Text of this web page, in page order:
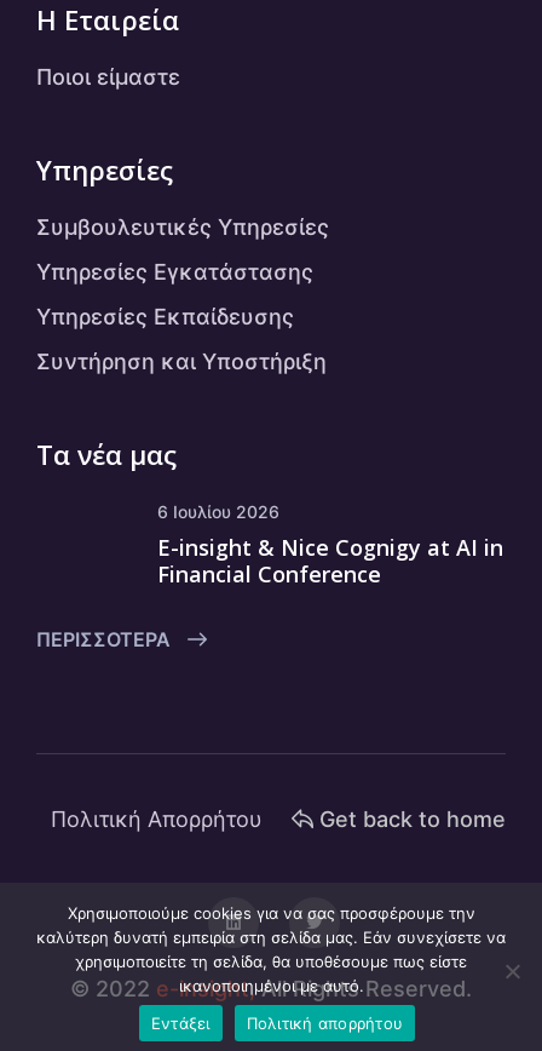
Η Εταιρεία
Ποιοι είμαστε
Υπηρεσίες
Συμβουλευτικές Υπηρεσίες
Υπηρεσίες Εγκατάστασης
Υπηρεσίες Εκπαίδευσης
Συντήρηση και Υποστήριξη
Τα νέα μας
6 Ιουλίου 2026
E-insight & Nice Cognigy at AI in
Financial Conference
ΠΕΡΙΣΣΌΤΕΡΑ
Πολιτική Απορρήτου Get back to home
© 2022 e-insight,All Rights Reserved.
Χρησιμοποιούμε cookies για να σας προσφέρουμε την
καλύτερη δυνατή εμπειρία στη σελίδα μας. Εάν συνεχίσετε να
χρησιμοποιείτε τη σελίδα, θα υποθέσουμε πως είστε
ικανοποιημένοι με αυτό.
Εντάξει
Πολιτική απορρήτου